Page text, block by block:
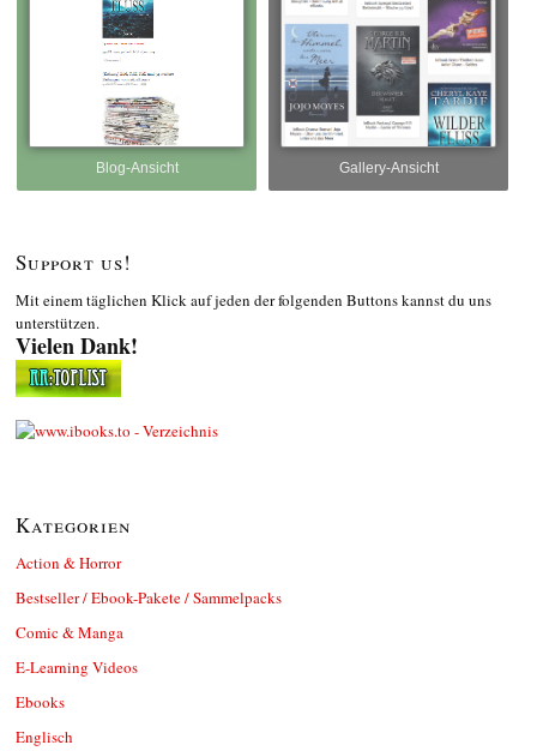
Blog-Ansicht Gallery-Ansicht
Support us!
Mit einem täglichen Klick auf jeden der folgenden Buttons kannst du uns
unterstützen.
Vielen Dank!
Kategorien
Action & Horror
Bestseller / Ebook-Pakete / Sammelpacks
Comic & Manga
E-Learning Videos
Ebooks
Englisch